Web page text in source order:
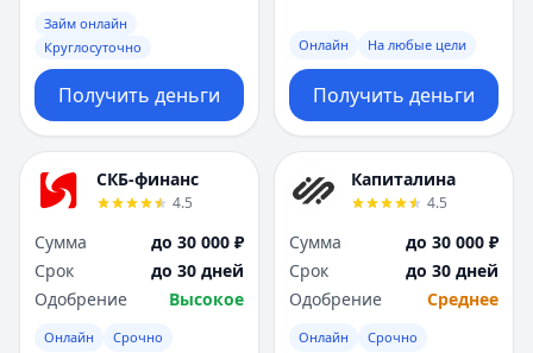
Займ онлайн
Круглосуточно
Получить деньги
Онлайн На любые цели
Получить деньги
СКБ-финанс
4.5
Сумма
до 30 000 ₽
Срок
до 30 дней
Одобрение
Высокое
Онлайн Срочно
Капиталина
4.5
Сумма
до 30 000 ₽
Срок
до 30 дней
Одобрение
Среднее
Онлайн Срочно